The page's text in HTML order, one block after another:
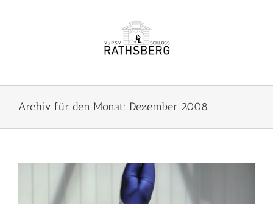
Archiv für den Monat: Dezember 2008